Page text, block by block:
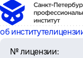
об институте
№ лицензии: